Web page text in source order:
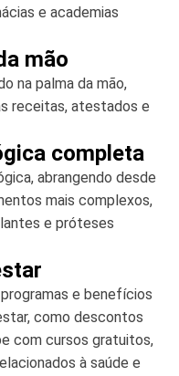
e academias
mão
na palma da mão,
receitas, atestados e
completa
abrangendo desde
mais complexos,
e próteses
e benefícios
como descontos
com cursos gratuitos,
à saúde e